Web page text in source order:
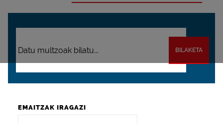
BILAKETA
EMAITZAK IRAGAZI